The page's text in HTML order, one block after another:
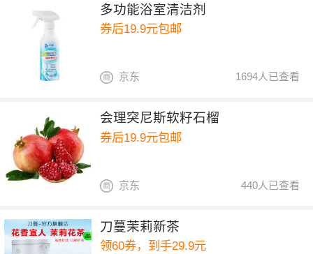
多功能浴室清洁剂
券后19.9元包邮
1694人已查看
京东
会理突尼斯软籽石榴
券后19.9元包邮
440人已查看
京东
刀蔓茉莉新茶
领60券，到手29.9元